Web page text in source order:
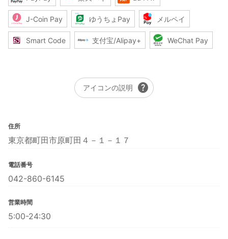
J-Coin Pay ゆうちょPay メルペイ
Smart Code 支付宝/Alipay+ WeChat Pay
アイコンの説明 help
住所
東京都町田市原町田４－１－１７
電話番号
042-860-6145
営業時間
5:00-24:30